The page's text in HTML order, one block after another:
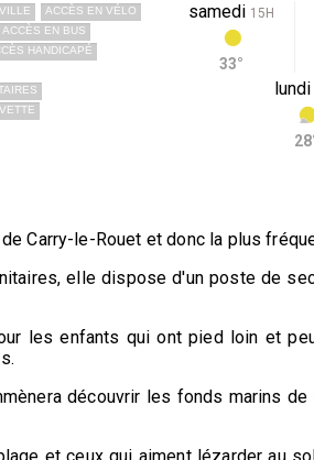
ACCÈS EN VÉLO
ACCÈS EN BUS
HANDICAPÉ
samedi 15H
33°
lundi
Carry-le-Rouet et donc la plus
elle dispose d'un poste de
les enfants qui ont pied loin et
découvrir les fonds marins